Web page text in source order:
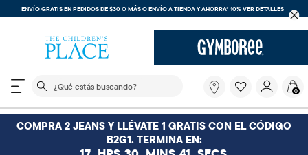
ENVÍO GRATIS EN PEDIDOS DE $30 O MÁS OENVÍO A TIENDA Y AHORRA* 10%VER DETALLES
El siguiente campo de búsqueda filtra las
buscando?
0
COMPRA 2 JEANS Y LLÉVATE 1 GRATIS CON EL CÓDIGO
B2G1. TERMINA EN: